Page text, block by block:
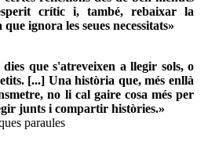
crític i, també, rebaixar la
ignora les seues necessitats»
que s'atreveixen a llegir sols, o
[...] Una història que, més enllà
no li cal gaire cosa més per
junts i compartir històries.»
paraules